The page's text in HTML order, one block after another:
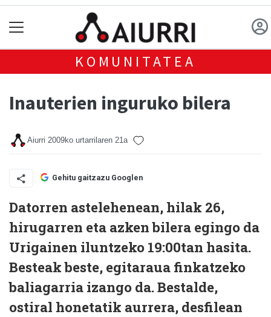
KOMUNITATEA
Inauterien inguruko bilera
Aiurri 2009ko urtarrilaren 21a
Gehitu gaitzazu Googlen
Datorren astelehenean, hilak 26,
hirugarren eta azken bilera egingo da
Urigainen iluntzeko 19:00tan hasita.
Besteak beste, egitaraua finkatzeko
baliagarria izango da. Bestalde,
ostiral honetatik aurrera, desfilean